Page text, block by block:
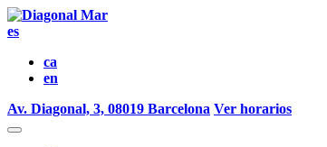
es
ca
en
Av. Diagonal, 3, 08019 Barcelona Ver horarios